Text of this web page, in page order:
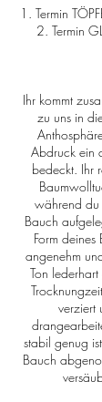
1. Termin
2. Termin
Ihr kommt
zu uns in
Abdruck ein
bedeckt. Ihr
während du
Bauch
Form
angenehm
Ton
verziert
stabil genug
Bauch